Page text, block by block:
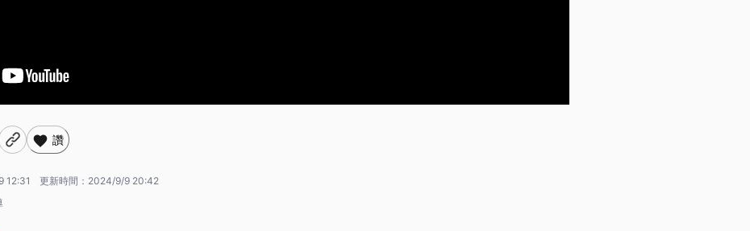
讚
12:31 更新時間： 2024/9/9 20:42